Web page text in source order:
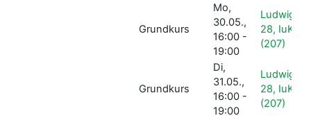
Grundkurs
Mo,
30.05.,
16:00 -
19:00
28, IuK-
(207)
Grundkurs
Di,
31.05.,
16:00 -
19:00
28, IuK-
(207)